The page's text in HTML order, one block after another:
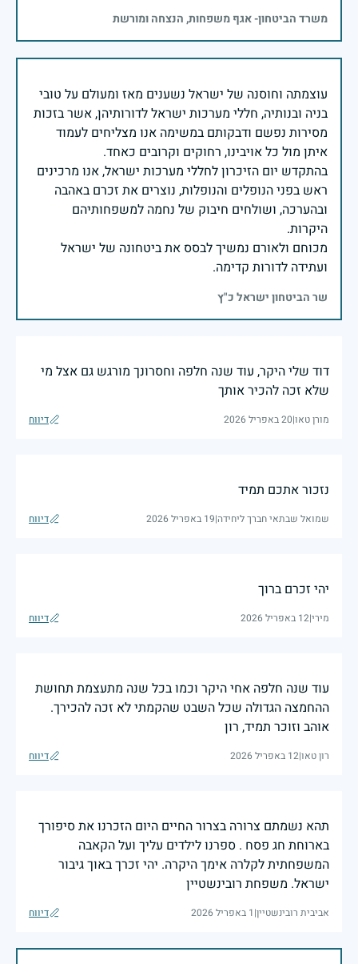
משרד הביטחון- אגף משפחות, הנצחה ומורשת
עוצמתה וחוסנה של ישראל נשענים מאז ומעולם על טובי
בניה ובנותיה, חללי מערכות ישראל לדורותיהן, אשר בזכות
מסירות נפשם ודבקותם במשימה אנו מצליחים לעמוד
בהתקדש יום הזיכרון לחללי מערכות ישראל, אנו מרכינים
ראש בפני הנופלים והנופלות, נוצרים את זכרם באהבה
ובהערכה, ושולחים חיבוק של נחמה למשפחותיהם
מכוחם ולאורם נמשיך לבסס את ביטחונה של ישראל
ועתידה לדורות קדימה.
שר הביטחון ישראל כ"ץ
דוד שלי היקר, עוד שנה חלפה וחסרונך מורגש גם אצל מי
שלא זכה להכיר אותך
מורן טאו|20 באפריל 2026 דיווח
נזכור אתכם תמיד
שמואל שבתאי חברך ליחידה|19 באפריל 2026 דיווח
יהי זכרם ברוך
מירי|12 באפריל 2026 דיווח
עוד שנה חלפה אחי היקר וכמו בכל שנה מתעצמת תחושת
ההחמצה הגדולה שכל השבט שהקמתי לא זכה להכירך.
אוהב וזוכר תמיד, רון
רון טאו|12 באפריל 2026 דיווח
תהא נשמתם צרורה בצרור החיים היום הזכרנו את סיפורך
בארוחת חג פסח . ספרנו לילדים עליך ועל הקאבה
המשפחתית לקלרה אימך היקרה. יהי זכרך באוך גיבור
ישראל. משפחת רובינשטיין
אביבית רובינשטיין|1 באפריל 2026 דיווח